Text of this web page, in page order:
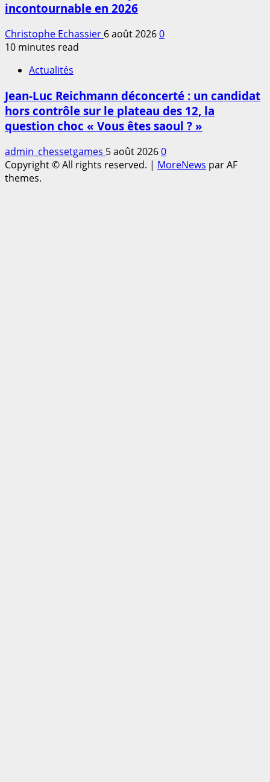
incontournable en 2026
Christophe Echassier 6 août 20260
10 minutes read
Actualités
Jean-Luc Reichmann déconcerté : un candidat
hors contrôle sur le plateau des 12, la
question choc « Vous êtes saoul ? »
admin_chessetgames 5 août 20260
Copyright © All rights reserved. | MoreNews par AF
themes.